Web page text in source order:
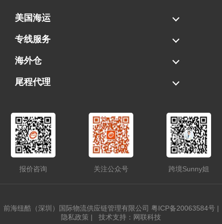
美国海运
海运拼柜
海运整柜
美国海卡
加拿大海运
专线服务
FBA专线直送
超大件专线
AWD专线
电池专线
海外仓
一件代发
FBA中转
贴标换标
拆柜/存储
尾程代理
报价咨询 关注公众号 跨境Sunny姐
前海纽酷（深圳）国际物流供应链管理有限公司 粤ICP备20063584号|
隐私政策 | 技术支持：网联科技